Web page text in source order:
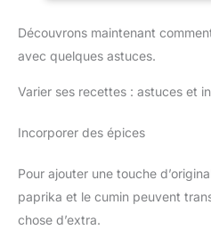
peuvent être mangés nature,
PETITS PAINS POUR TOUS
recettes : krisprolls
sucres ajoutés froment,briochée…
originale de pain suédois et
caractère de KRISPROLLS
pains suédois une saveur et
Découvrons maintenant
avec quelques astuces.
Varier ses recettes : astuces et
Incorporer des épices
Pour ajouter une touche
paprika et le cumin peuvent
chose d’extra.